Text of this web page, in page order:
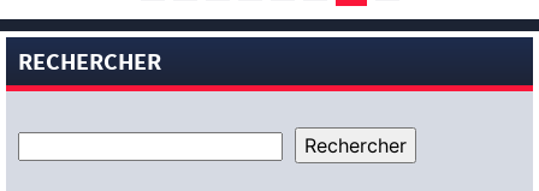
RECHERCHER